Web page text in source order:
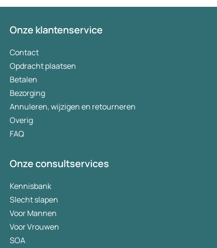
Onze klantenservice
Contact
Opdracht plaatsen
Betalen
Bezorging
Annuleren, wijzigen en retourneren
Overig
FAQ
Onze consultservices
Kennisbank
Slecht slapen
Voor Mannen
Voor Vrouwen
SOA